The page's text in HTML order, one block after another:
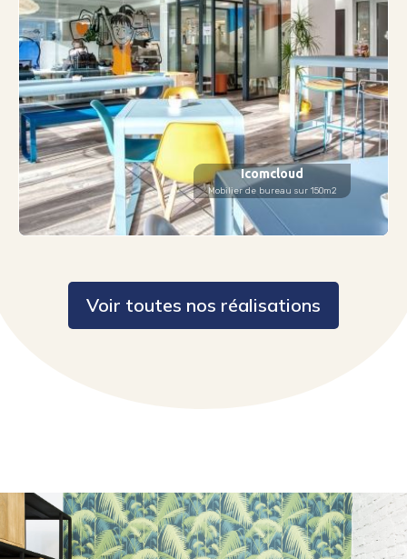
Icomcloud
Mobilier de bureau sur 150m2
Voir toutes nos réalisations